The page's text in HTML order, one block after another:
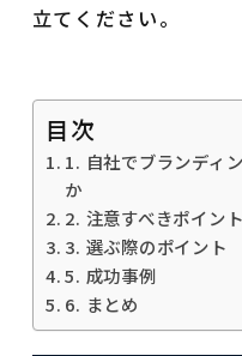
立てください。
目次
1. 自社でブランディ
か
2. 注意すべきポイント
3. 選ぶ際のポイント
5. 成功事例
6. まとめ